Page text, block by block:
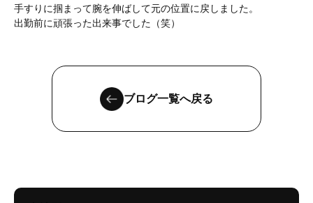
手すりに掴まって腕を伸ばして元の位置に戻しました。
出勤前に頑張った出来事でした（笑）
ブログ一覧へ戻る